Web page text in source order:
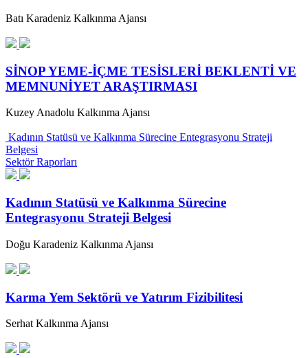
Batı Karadeniz Kalkınma Ajansı
SİNOP YEME-İÇME TESİSLERİ BEKLENTİ VE
MEMNUNİYET ARAŞTIRMASI
Kuzey Anadolu Kalkınma Ajansı
Kadının Statüsü ve Kalkınma Sürecine Entegrasyonu Strateji
Belgesi
Sektör Raporları
Kadının Statüsü ve Kalkınma Sürecine
Entegrasyonu Strateji Belgesi
Doğu Karadeniz Kalkınma Ajansı
Karma Yem Sektörü ve Yatırım Fizibilitesi
Serhat Kalkınma Ajansı